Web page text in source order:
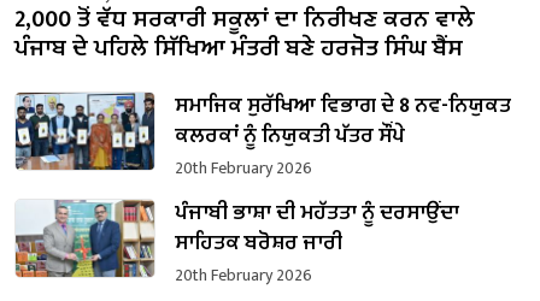
2,000 ਤੋਂ ਵੱਧ ਸਰਕਾਰੀ ਸਕੂਲਾਂ ਦਾ ਨਿਰੀਖਣ ਕਰਨ ਵਾਲੇ
ਪੰਜਾਬ ਦੇ ਪਹਿਲੇ ਸਿੱਖਿਆ ਮੰਤਰੀ ਬਣੇ ਹਰਜੋਤ ਸਿੰਘ ਬੈਂਸ
ਸਮਾਜਿਕ ਸੁਰੱਖਿਆ ਵਿਭਾਗ ਦੇ 8 ਨਵ-ਨਿਯੁਕਤ
ਕਲਰਕਾਂ ਨੂੰ ਨਿਯੁਕਤੀ ਪੱਤਰ ਸੌਂਪੇ
20th February 2026
ਪੰਜਾਬੀ ਭਾਸ਼ਾ ਦੀ ਮਹੱਤਤਾ ਨੂੰ ਦਰਸਾਉਂਦਾ
ਸਾਹਿਤਕ ਬਰੋਸ਼ਰ ਜਾਰੀ
20th February 2026